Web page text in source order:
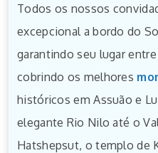
Todos os nossos
excepcional a bordo do
garantindo seu lugar
cobrindo os melhores
históricos em Assuão e
elegante Rio Nilo até o
Hatshepsut, o templo de